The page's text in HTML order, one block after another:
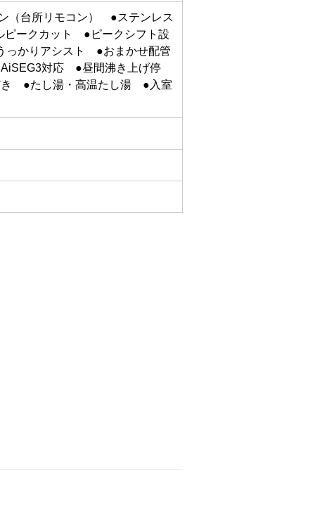
（台所リモコン） ●ステンレス
ークカット ●ピークシフト設
かりアシスト ●おまかせ配管
対応 ●昼間沸き上げ停
●たし湯・高温たし湯 ●入室